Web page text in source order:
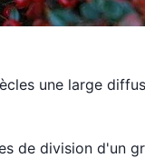
une large
de division d'un